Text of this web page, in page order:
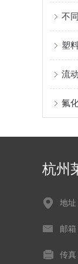
氟
杭州
地址
邮
传真